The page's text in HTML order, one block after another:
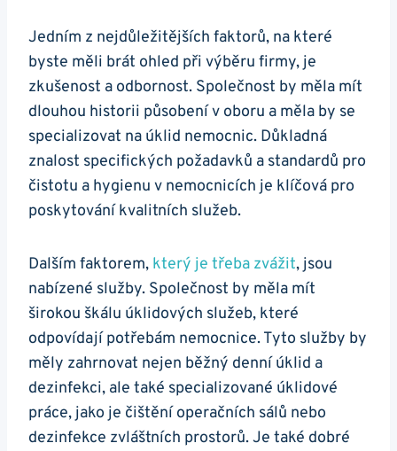
Jedním z nejdůležitějších faktorů, na které
byste měli brát ohled při výběru firmy, je
zkušenost a odbornost. Společnost by měla mít
dlouhou historii působení v oboru a měla by se
specializovat na úklid nemocnic. Důkladná
znalost specifických požadavků a standardů pro
čistotu a hygienu v nemocnicích je klíčová pro
poskytování kvalitních služeb.
Dalším faktorem, který je třeba zvážit, jsou
nabízené služby. Společnost by měla mít
širokou škálu úklidových služeb, které
odpovídají potřebám nemocnice. Tyto služby by
měly zahrnovat nejen běžný denní úklid a
dezinfekci, ale také specializované úklidové
práce, jako je čištění operačních sálů nebo
dezinfekce zvláštních prostorů. Je také dobré